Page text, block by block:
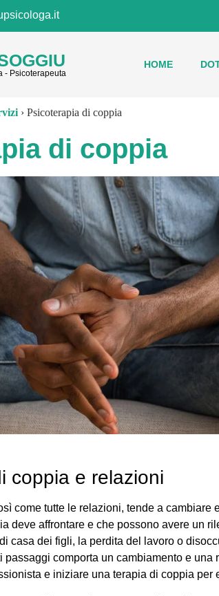
- Psicoterapeuta
HOME
› Psicoterapia di coppia
di coppia
coppia e relazioni
come tutte le relazioni, tende a
deve affrontare e che possono avere un
casa dei figli, la perdita del lavoro o
passaggi comporta un cambiamento e
e iniziare una terapia di coppia